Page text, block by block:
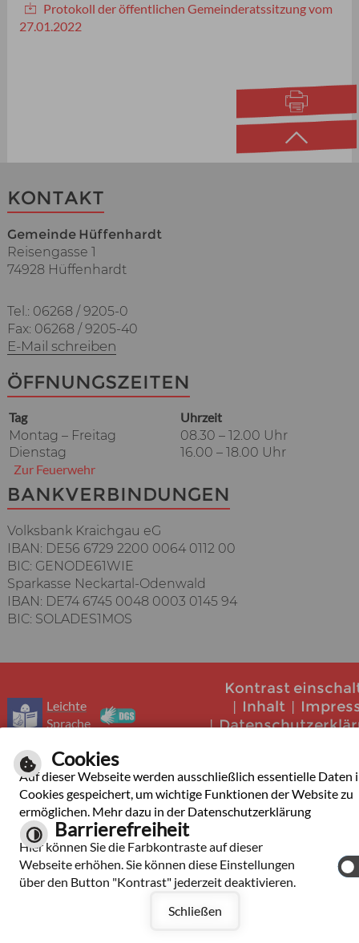
Protokoll der öffentlichen Gemeinderatssitzung vom
27.01.2022
KONTAKT
Gemeinde Hüffenhardt
Reisengasse 1
74928 Hüffenhardt
Tel.: 06268 / 9205-0
Fax: 06268 / 9205-40
E-Mail schreiben
ÖFFNUNGSZEITEN
Tag
Uhrzeit
Montag – Freitag
08.30 – 12.00 Uhr
Dienstag
16.00 – 18.00 Uhr
Zur Feuerwehr
BANKVERBINDUNGEN
Volksbank Kraichgau eG
IBAN: DE56 6729 2200 0064 0112 00
BIC: GENODE61WIE
Sparkasse Neckartal-Odenwald
IBAN: DE74 6745 0048 0003 0145 94
BIC: SOLADES1MOS
Leichte
Sprache
Kontrast
Inhalt
Cookies
Auf dieser Webseite werden ausschließlich essentielle Daten
Cookies gespeichert, um wichtige Funktionen der Website zu
ermöglichen. Mehr dazu in der Datenschutzerklärung
Barrierefreiheit
Hier können Sie die Farbkontraste auf dieser
Webseite erhöhen. Sie können diese Einstellungen
über den Button "Kontrast" jederzeit deaktivieren.
Schließen